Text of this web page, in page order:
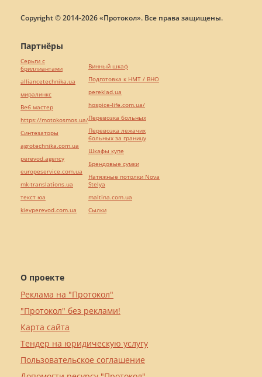
Copyright © 2014-2026 «Протокол». Все права защищены.
О проекте
Реклама на "Протокол"
"Протокол" без реклами!
Карта сайта
Тендер на юридическую услугу
Пользовательское соглашение
Партнёры
Серьги с
бриллиантами
alliancetechnika.ua
миралинкс
Веб мастер
https://motokosmos.ua/
Синтезаторы
agrotechnika.com.ua
perevod.agency
europeservice.com.ua
mk-translations.ua
текст юа
kievperevod.com.ua
Винный шкаф
Подготовка к НМТ / ВНО
pereklad.ua
hospice-life.com.ua/
Перевозка больных
Перевозка лежачих
больных за границу
Шкафы купе
Брендовые сумки
Натяжные потолки Nova
Stelya
maltina.com.ua
Cылки